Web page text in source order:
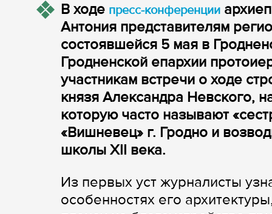
В ходе пресс-конференции
Антония представителям
состоявшейся 5 мая в
Гродненской епархии
участникам встречи о ходе
князя Александра Невского,
которую часто называют
«Вишневец» г. Гродно и
школы XII века.
Из первых уст журналисты
особенностях его